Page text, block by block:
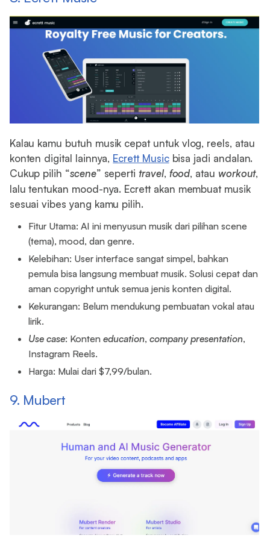
Kalau kamu butuh musik cepat untuk vlog, reels, atau
konten digital lainnya, Ecrett Musicbisa jadi andalan.
Cukup pilih “scene” sepertitravel, food, atau workout,
lalu tentukan mood-nya. Ecrett akan membuat musik
sesuai vibes yang kamu pilih.
Fitur Utama: AI ini menyusun musik dari pilihan scene
(tema), mood, dan genre.
Kelebihan: User interface sangat simpel, bahkan
pemula bisa langsung membuat musik. Solusi cepat dan
aman copyright untuk semua jenis konten digital.
Kekurangan: Belum mendukung pembuatan vokal atau
lirik.
Use case: Konteneducation,company presentation,
Instagram Reels.
Harga: Mulai dari $7,99/bulan.
9. Mubert